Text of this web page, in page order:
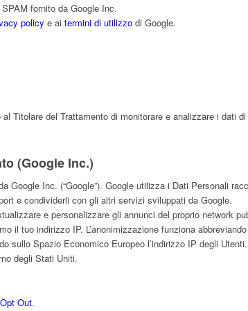
fornito da Google Inc.
policy e ai termini di utilizzo di Google.
Titolare del Trattamento di monitorare e analizzare i dati
(Google Inc.)
Google Inc. (“Google”). Google utilizza i Dati Personali
e condividerli con gli altri servizi sviluppati da Google.
e personalizzare gli annunci del proprio network
il tuo indirizzo IP. L’anonimizzazione funziona
sullo Spazio Economico Europeo l’indirizzo IP degli
degli Stati Uniti.
Opt Out.